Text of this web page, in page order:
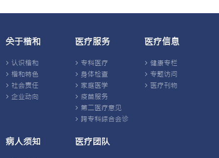
关于楷和
认识楷和
楷和特色
社会责任
企业动向
医疗服务
专科医疗
身体检查
家庭医学
疫苗服务
第二医疗意见
跨专科综合会诊
医疗信息
健康专栏
专题访问
医疗刊物
病人须知 医疗团队